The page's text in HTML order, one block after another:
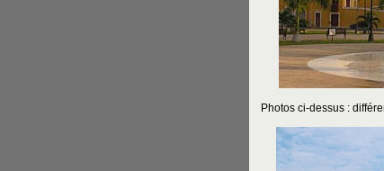
Photos ci-dessus :